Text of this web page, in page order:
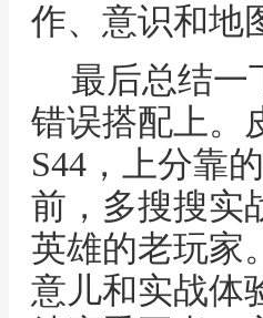
作、意识和地
最后总结一
错误搭配上。
S44，上分靠
前，多搜搜实
英雄的老玩家
意儿和实战体